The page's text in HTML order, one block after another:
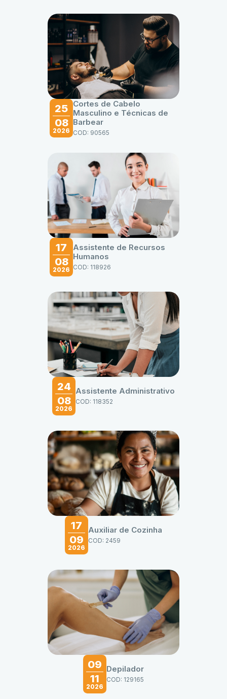
25
08
2026
Cortes de Cabelo
Masculino e Técnicas de
Barbear
COD: 90565
17
08
2026
Assistente de Recursos
Humanos
COD: 118926
24
08
2026
Assistente Administrativo
COD: 118352
17
09
2026
Auxiliar de Cozinha
COD: 2459
09
11
2026
Depilador
COD: 129165